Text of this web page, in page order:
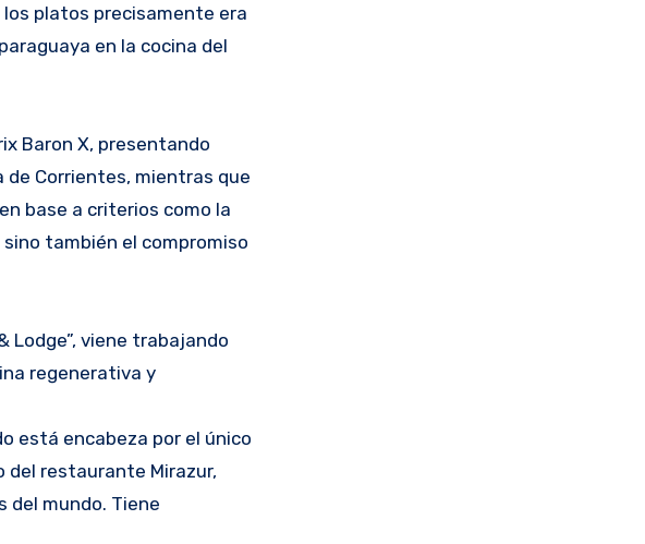
los platos precisamente era
en la cocina del
Baron X, presentando
de Corrientes, mientras que
base a criterios como la
también el compromiso
Lodge”, viene trabajando
regenerativa y
está encabeza por el único
del restaurante Mirazur,
del mundo. Tiene